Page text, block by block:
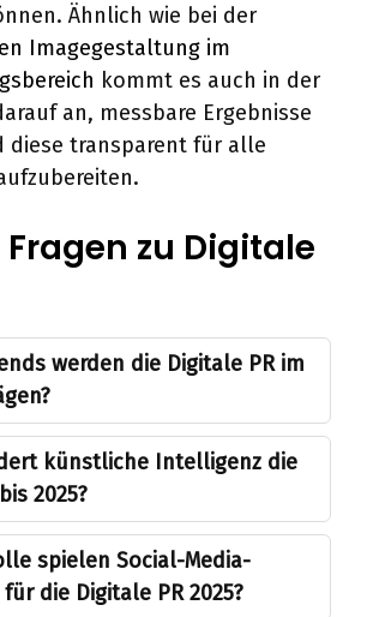
Ähnlich wie bei der
Imagegestaltung im
kommt es auch in der
an, messbare Ergebnisse
diese transparent für alle
zu Digitale
werden die Digitale PR im
künstliche Intelligenz die
2025?
spielen Social-Media-
die Digitale PR 2025?